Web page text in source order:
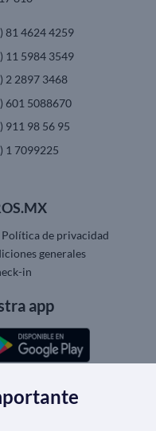
81 4624 4259
11 5984 3549
2 2897 3468
601 5088670
911 98 56 95
1 7099225
Política de privacidad
generales
in
app